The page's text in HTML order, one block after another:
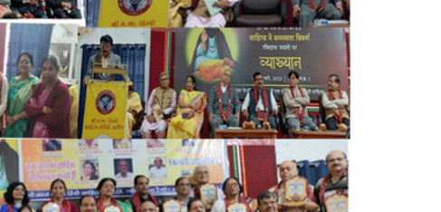
र
ती
:
सं
त
र
वि
दा
स
जी
की
ज
यं